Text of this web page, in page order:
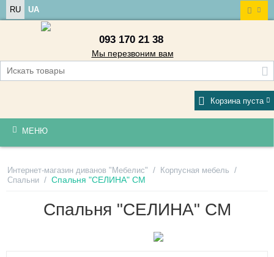
RU UA
093 170 21 38
Мы перезвоним вам
Корзина пуста
МЕНЮ
Интернет-магазин диванов "Мебелис" / Корпусная мебель /
Спальни / Спальня "СЕЛИНА" СМ
Спальня "СЕЛИНА" СМ